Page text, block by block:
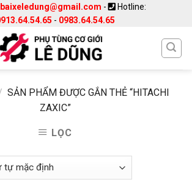
baixeledung@gmail.com -
Hotline:
- 0983.64.54.65
SẢN PHẨM ĐƯỢC GẮN THẺ “HITACHI
ZAXIC”
LỌC